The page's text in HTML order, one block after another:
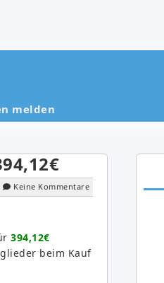
melden
Keine Kommentare
394,12€
beim Kauf